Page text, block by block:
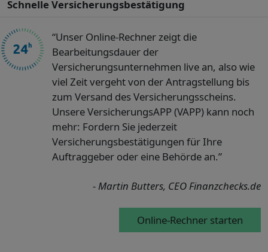
Schnelle Versicherungsbestätigung
“Unser Online-Rechner zeigt die
Bearbeitungsdauer der
Versicherungsunternehmen live an, also wie
viel Zeit vergeht von der Antragstellung bis
zum Versand des Versicherungsscheins.
Unsere VersicherungsAPP (VAPP) kann noch
mehr: Fordern Sie jederzeit
Versicherungsbestätigungen für Ihre
Auftraggeber oder eine Behörde an.”
- Martin Butters, CEO Finanzchecks.de
Online-Rechner starten